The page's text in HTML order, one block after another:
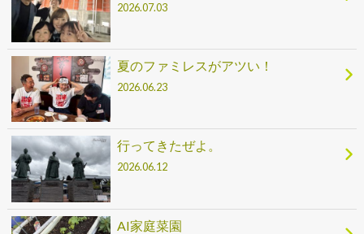
2026.07.03
夏のファミレスがアツい！
2026.06.23
行ってきたぜよ。
2026.06.12
AI家庭菜園